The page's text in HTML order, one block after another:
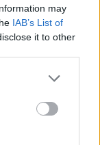
may
IAB’s List of
it to other